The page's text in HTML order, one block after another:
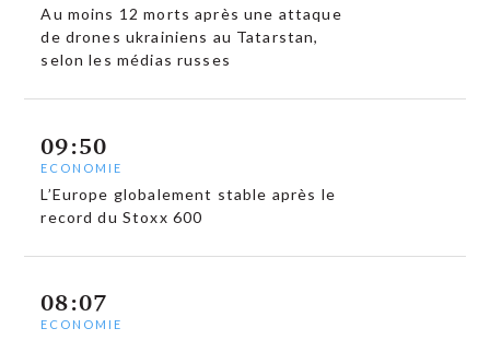
Au moins 12 morts après une attaque
de drones ukrainiens au Tatarstan,
selon les médias russes
09:50
ECONOMIE
L’Europe globalement stable après le
record du Stoxx 600
08:07
ECONOMIE